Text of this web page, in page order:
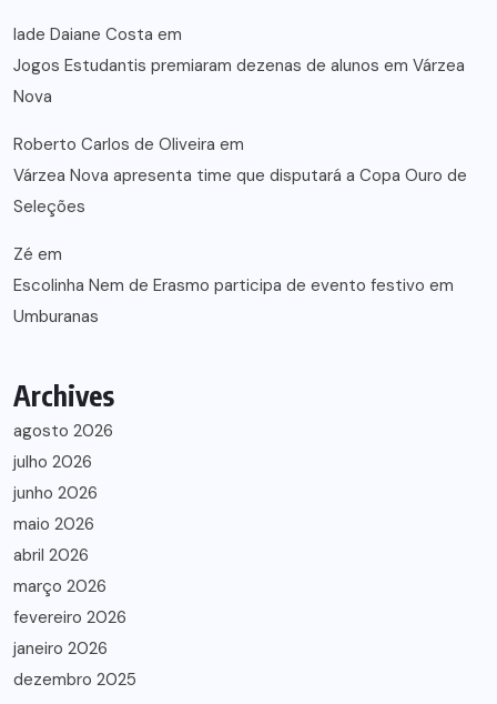
lade Daiane Costa em
Jogos Estudantis premiaram dezenas de alunos em Várzea
Nova
Roberto Carlos de Oliveira em
Várzea Nova apresenta time que disputará a Copa Ouro de
Seleções
Zé em
Escolinha Nem de Erasmo participa de evento festivo em
Umburanas
Archives
agosto 2026
julho 2026
junho 2026
maio 2026
abril 2026
março 2026
fevereiro 2026
janeiro 2026
dezembro 2025